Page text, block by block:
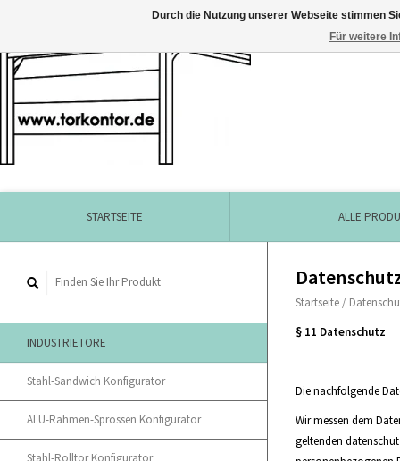
STARTSEITE ALLE
INDUSTRIETORE
Stahl-Sandwich Konfigurator
ALU-Rahmen-Sprossen Konfigurator
Stahl-Rolltor Konfigurator
Startseite /
§ 11 Datenschutz
Die nachfolgende
Wir messen dem
geltenden
Durch die Nutzung unserer Webseite stimmen
Für weitere